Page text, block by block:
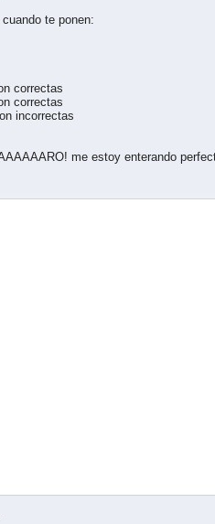
te ponen:
correctas
correctas
incorrectas
me estoy enterando